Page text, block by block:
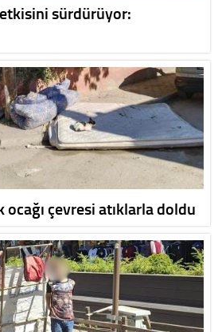
sürdürüyor:
ocağı çevresi atıklarla doldu